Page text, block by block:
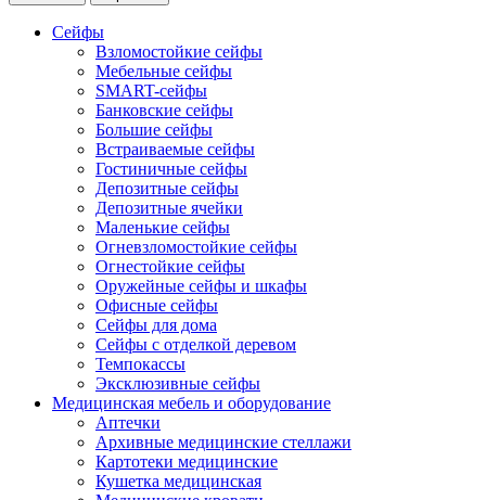
Сейфы
Взломостойкие сейфы
Мебельные сейфы
SMART-сейфы
Банковские сейфы
Большие сейфы
Встраиваемые сейфы
Гостиничные сейфы
Депозитные сейфы
Депозитные ячейки
Маленькие сейфы
Огневзломостойкие сейфы
Огнестойкие сейфы
Оружейные сейфы и шкафы
Офисные сейфы
Сейфы для дома
Сейфы с отделкой деревом
Темпокассы
Эксклюзивные сейфы
Медицинская мебель и оборудование
Аптечки
Архивные медицинские стеллажи
Картотеки медицинские
Кушетка медицинская